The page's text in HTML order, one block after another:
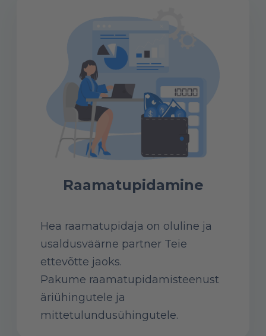
Raamatupidamine
Hea raamatupidaja on oluline ja
usaldusväärne partner Teie
ettevõtte jaoks.
Pakume raamatupidamisteenust
äriühingutele ja
mittetulundusühingutele.